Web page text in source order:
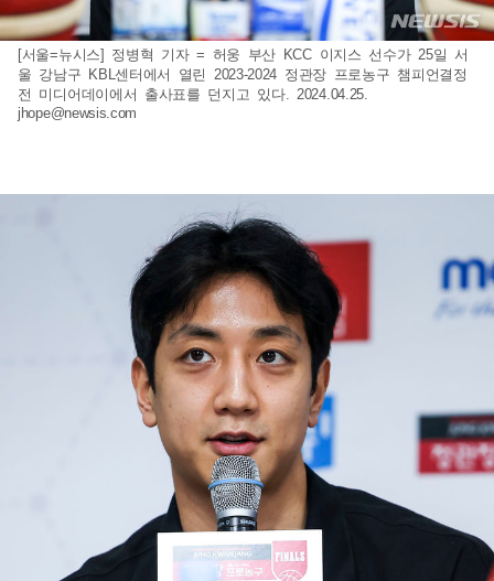
[서울=뉴시스] 정병혁 기자 = 허웅 부산 KCC 이지스 선수가 25일 서
울 강남구 KBL센터에서 열린 2023-2024 정관장 프로농구 챔피언결정
전 미디어데이에서 출사표를 던지고 있다. 2024.04.25.
jhope@newsis.com